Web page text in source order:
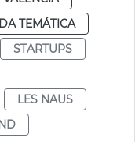
TEMÁTICA
STARTUPS
LES NAUS